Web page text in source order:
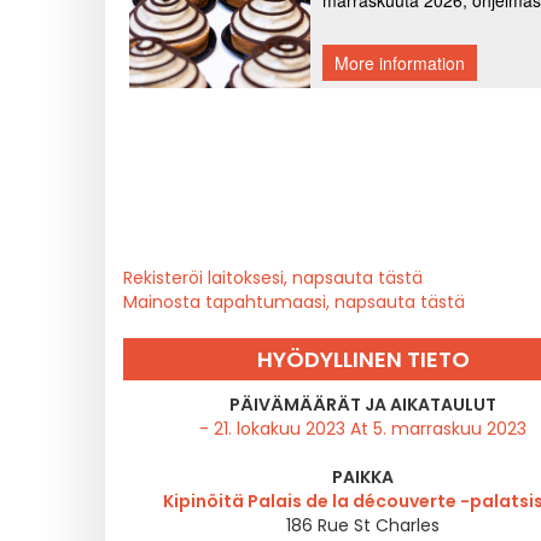
Rekisteröi laitoksesi, napsauta tästä
Mainosta tapahtumaasi, napsauta tästä
HYÖDYLLINEN TIETO
PÄIVÄMÄÄRÄT JA AIKATAULUT
- 21. lokakuu 2023 At 5. marraskuu 2023
PAIKKA
Kipinöitä Palais de la découverte -
186 Rue St Charles